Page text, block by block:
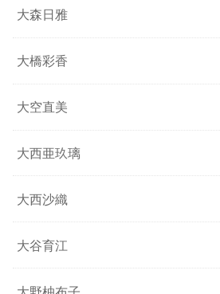
大森日雅
大橋彩香
大空直美
大西亜玖璃
大西沙織
大谷育江